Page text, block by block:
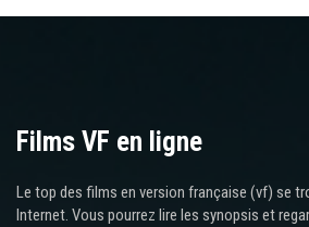
Films VF en ligne
Le top des films en version française (vf) se
Internet. Vous pourrez lire les synopsis et